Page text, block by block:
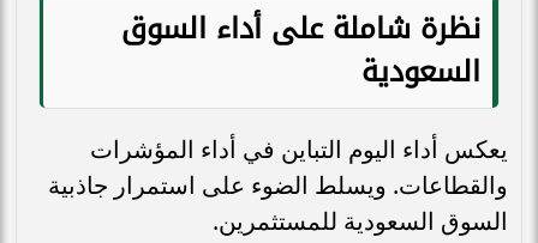
نظرة شاملة على أداء السوق
السعودية
يعكس أداء اليوم التباين في أداء المؤشرات
والقطاعات. ويسلط الضوء على استمرار جاذبية
السوق السعودية للمستثمرين.